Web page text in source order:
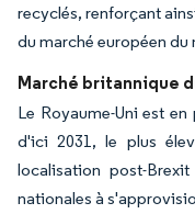
recyclés, renforçant
du marché européen du
Marché britannique
Le Royaume-Uni est
d'ici 2031, le plus
localisation post-
nationales à